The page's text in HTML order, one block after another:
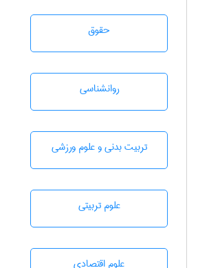
حقوق
روانشناسی
تربيت بدنی و علوم ورزشی
علوم تربيتی
علوم اقتصادی